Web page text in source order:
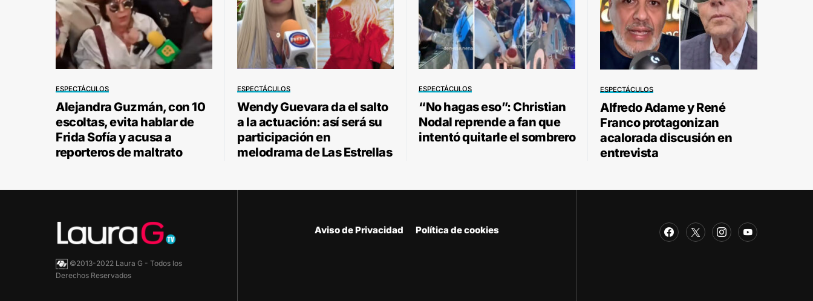
ESPECTÁCULOS
Alejandra Guzmán, con 10
escoltas, evita hablar de
Frida Sofía y acusa a
reporteros de maltrato
ESPECTÁCULOS
Wendy Guevara da el salto
a la actuación: así será su
participación en
melodrama de Las Estrellas
ESPECTÁCULOS
“No hagas eso”: Christian
Nodal reprende a fan que
intentó quitarle el sombrero
ESPECTÁCULOS
Alfredo Adame y René
Franco protagonizan
acalorada discusión en
entrevista
©2013-2022 Laura G - Todos los
Derechos Reservados
Aviso de Privacidad Política de cookies